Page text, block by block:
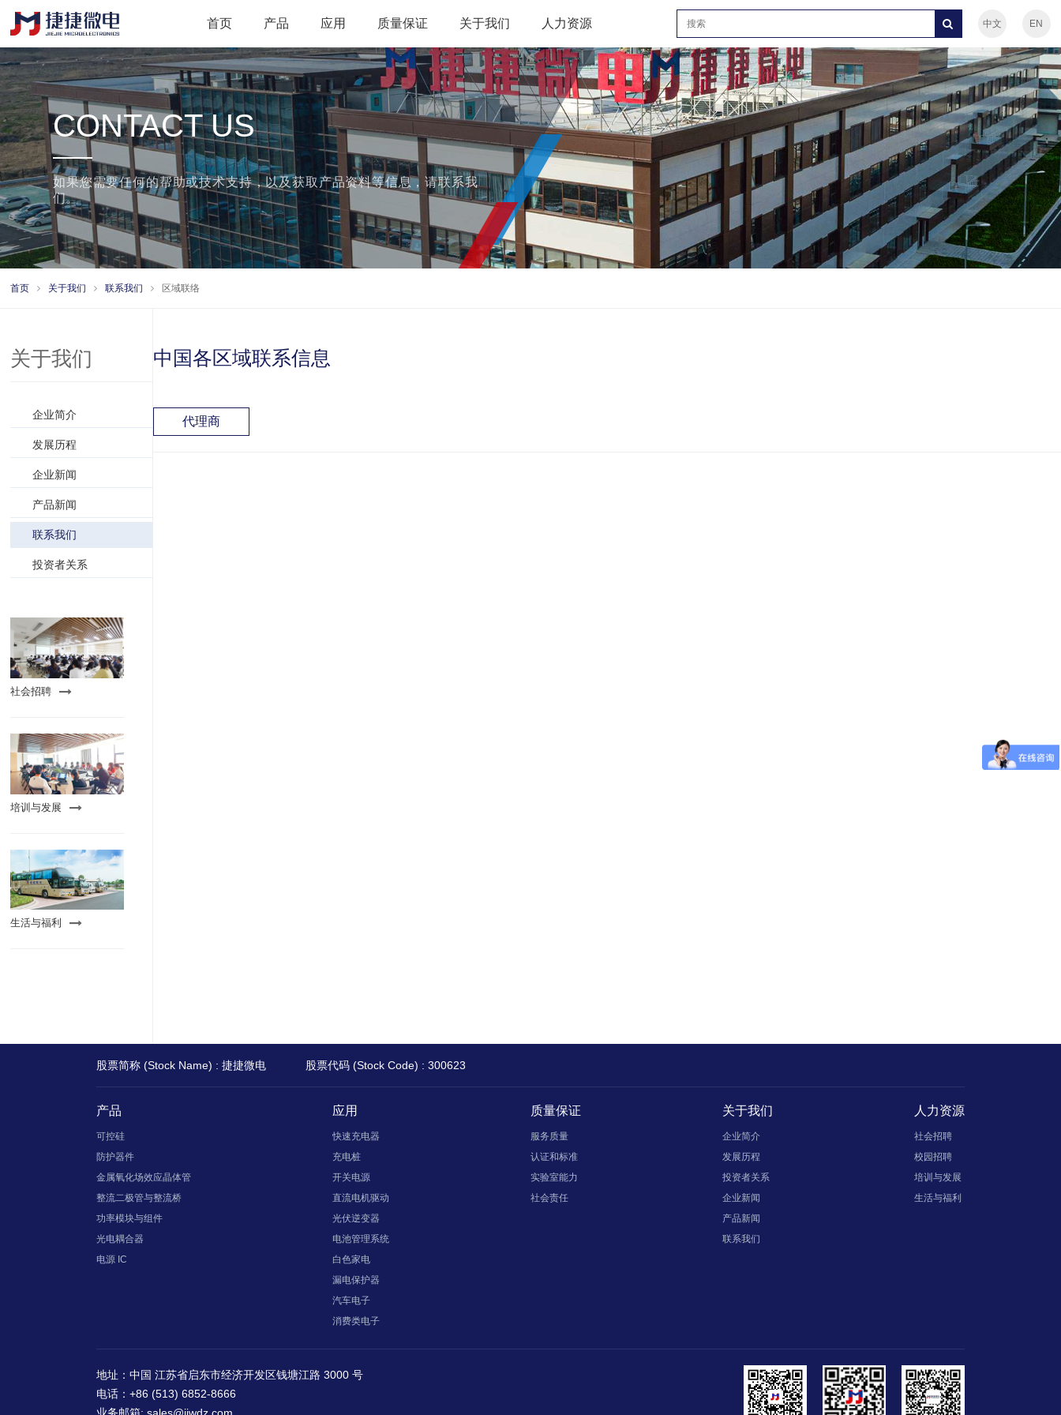
首页 产品 应用 质量保证 关于我们 人力资源 中文 EN
CONTACT US
如果您需要任何的帮助或技术支持，以及获取产品资料等信息，请联系我
们。
首页 关于我们 联系我们 区域联络
关于我们
企业简介
发展历程
企业新闻
产品新闻
联系我们
投资者关系
社会招聘
培训与发展
生活与福利
中国各区域联系信息
代理商
股票简称 (Stock Name) : 捷捷微电 股票代码 (Stock Code) : 300623
产品
可控硅
防护器件
金属氧化场效应晶体管
整流二极管与整流桥
功率模块与组件
光电耦合器
电源 IC
应用
快速充电器
充电桩
开关电源
直流电机驱动
光伏逆变器
电池管理系统
白色家电
漏电保护器
汽车电子
消费类电子
质量保证
服务质量
认证和标准
实验室能力
社会责任
关于我们
企业简介
发展历程
投资者关系
企业新闻
产品新闻
联系我们
人力资源
社会招聘
校园招聘
培训与发展
生活与福利
地址：中国 江苏省启东市经济开发区钱塘江路 3000 号
电话：+86 (513) 6852-8666